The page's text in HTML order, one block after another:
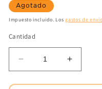
Agotado
Impuesto incluido. Losgastos de envío
Cantidad
Reducir
cantidad
para
cantidad
para